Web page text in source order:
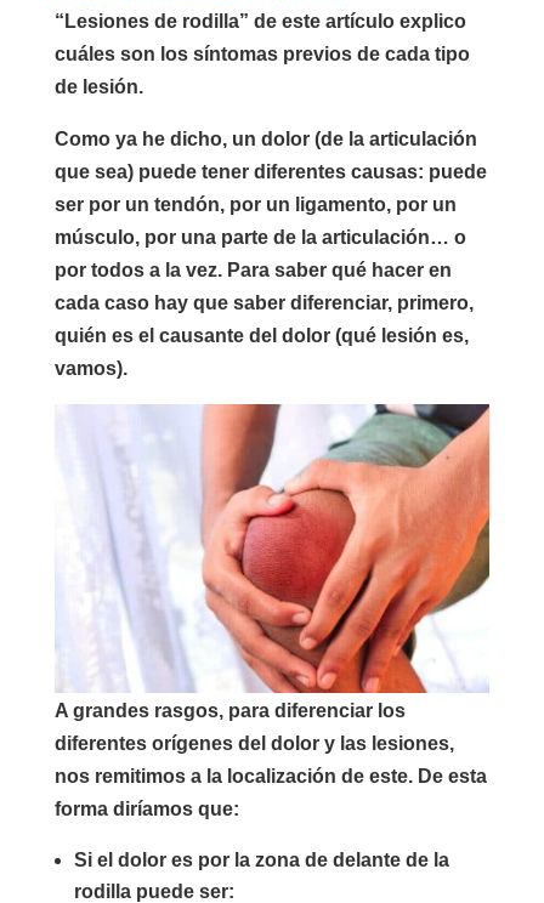
“Lesiones de rodilla” de este artículo explico
cuáles son los síntomas previos de cada tipo
de lesión.
Como ya he dicho, un dolor (de la articulación
que sea) puede tener diferentes causas: puede
ser por un tendón, por un ligamento, por un
músculo, por una parte de la articulación… o
por todos a la vez. Para saber qué hacer en
cada caso hay que saber diferenciar, primero,
quién es el causante del dolor (qué lesión es,
vamos).
A grandes rasgos, para diferenciar los
diferentes orígenes del dolor y las lesiones,
nos remitimos a la localización de este. De esta
forma diríamos que:
Si el dolor es por la zona de delante de la
rodilla puede ser: